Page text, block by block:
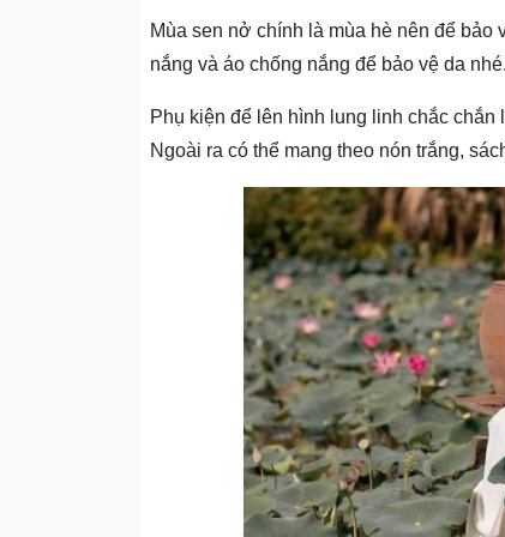
Mùa sen nở chính là mùa hè nên để bảo
nắng và áo chống nắng để bảo vệ da nhé.
Phụ kiện để lên hình lung linh chắc
Ngoài ra có thể mang theo nón trắng,